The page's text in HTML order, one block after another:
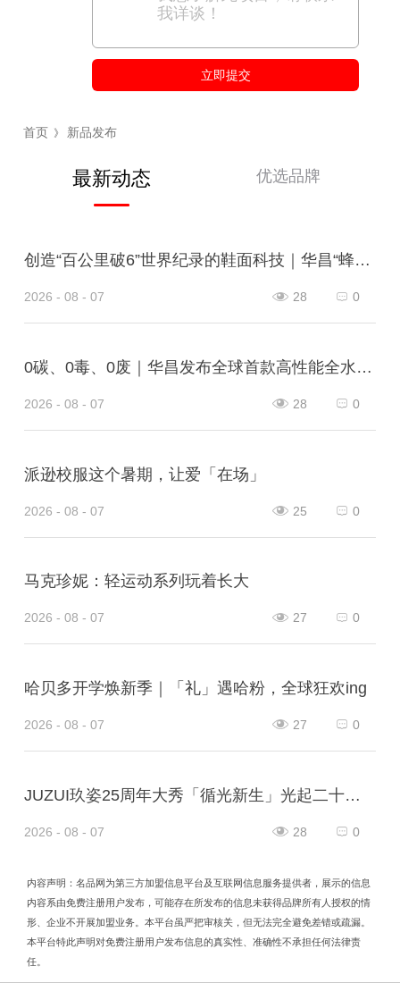
立即提交
首页 》 新品发布
最新动态 优选品牌
创造“百公里破6”世界纪录的鞋面科技｜华昌“蜂鸟翼网纱”定义极致轻量
2026 - 08 - 07 0
28
0碳、0毒、0废｜华昌发布全球首款高性能全水性鞋革“三零生态皮”
2026 - 08 - 07 0
28
派逊校服这个暑期，让爱「在场」
2026 - 08 - 07 0
25
马克珍妮：轻运动系列玩着长大
2026 - 08 - 07 0
27
哈贝多开学焕新季｜「礼」遇哈粉，全球狂欢ing
2026 - 08 - 07 0
27
JUZUI玖姿25周年大秀「循光新生」光起二十五载，共启新生优雅
2026 - 08 - 07 0
28
内容声明：名品网为第三方加盟信息平台及互联网信息服务提供者，展示的信息
内容系由免费注册用户发布，可能存在所发布的信息未获得品牌所有人授权的情
形、企业不开展加盟业务。本平台虽严把审核关，但无法完全避免差错或疏漏。
本平台特此声明对免费注册用户发布信息的真实性、准确性不承担任何法律责
任。